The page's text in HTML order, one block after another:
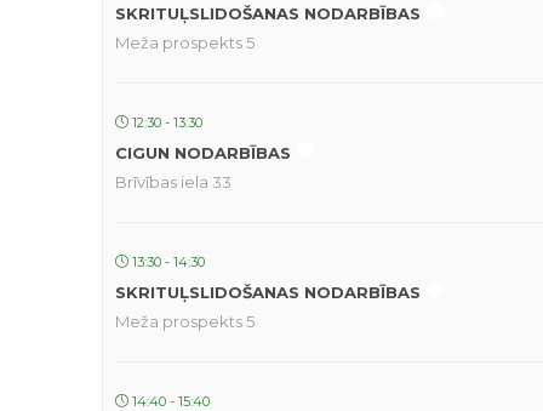
SKRITUĻSLIDOŠANAS NODARBĪBAS
Meža prospekts 5
12:30 - 13:30
CIGUN NODARBĪBAS
Brīvības iela 33
13:30 - 14:30
SKRITUĻSLIDOŠANAS NODARBĪBAS
Meža prospekts 5
14:40 - 15:40